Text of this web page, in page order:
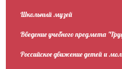
Школьный музей
Введение учебного предмета
Российское движение детей и